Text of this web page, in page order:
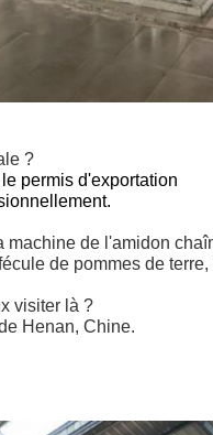
?
permis d'exportation
machine de l'amidon
de pommes de
visiter là ?
Henan, Chine.